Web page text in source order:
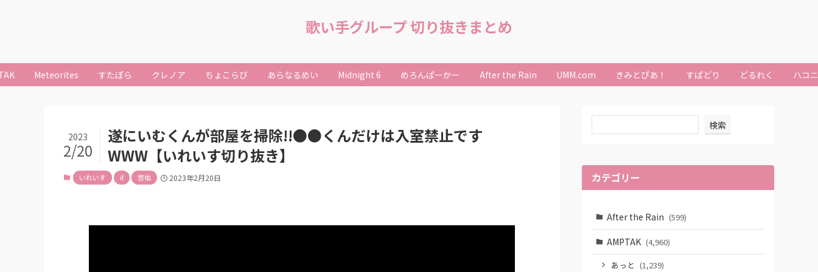
歌い手グループ 切り抜きまとめ
Meteorites すたぽら クレノア ちょこらび あらなるめい Midnight 6 めろんぱーかー After the Rain UMM.com きみとぴあ！ すぱどり どるれく ハコ
遂にいむくんが部屋を掃除!!●●くんだけは入室禁止です
WWW【いれいす切り抜き】
2023
2/20
いれいす if 悠佑 2023年2月20日
検索
カテゴリー
After the Rain (599)
AMPTAK (4,960)
あっと (1,239)